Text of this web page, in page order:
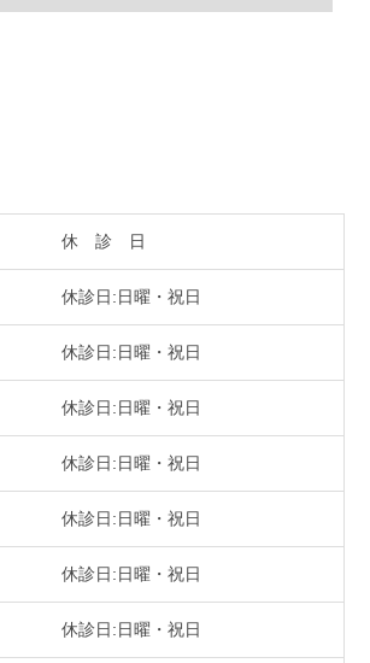
休 診 日
休診日:日曜・祝日
休診日:日曜・祝日
休診日:日曜・祝日
休診日:日曜・祝日
休診日:日曜・祝日
休診日:日曜・祝日
休診日:日曜・祝日